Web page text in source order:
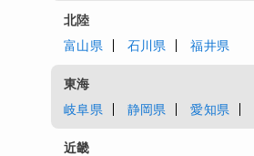
北陸
富山県
石川県 福井県
東海
岐阜県
静岡県 愛知県
近畿